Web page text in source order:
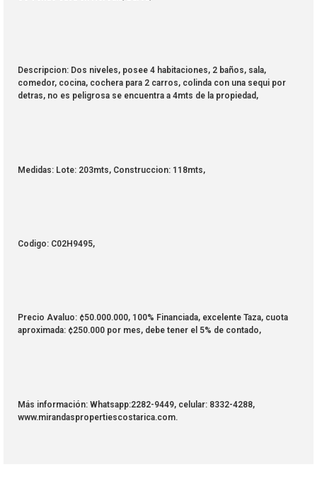
Descripcion: Dos niveles, posee 4 habitaciones, 2 baños, sala,
comedor, cocina, cochera para 2 carros, colinda con una sequi por
detras, no es peligrosa se encuentra a 4mts de la propiedad,
Medidas: Lote: 203mts, Construccion: 118mts,
Codigo: C02H9495,
Precio Avaluo: ¢50.000.000, 100% Financiada, excelente Taza, cuota
aproximada: ¢250.000 por mes, debe tener el 5% de contado,
Más información: Whatsapp:2282-9449, celular: 8332-4288,
www.mirandaspropertiescostarica.com.